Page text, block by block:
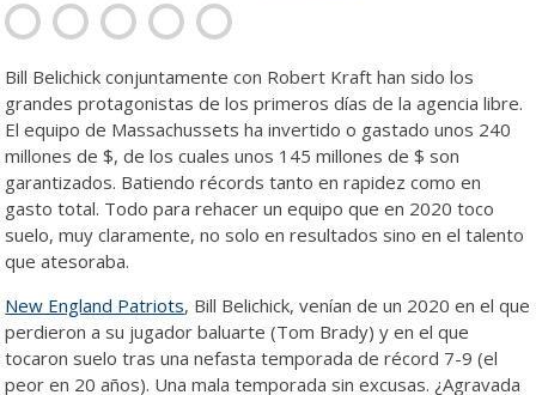
Bill Belichick conjuntamente con Robert Kraft han sido los
grandes protagonistas de los primeros días de la agencia libre.
El equipo de Massachussets ha invertido o gastado unos 240
millones de $, de los cuales unos 145 millones de $ son
garantizados. Batiendo récords tanto en rapidez como en
gasto total. Todo para rehacer un equipo que en 2020 toco
suelo, muy claramente, no solo en resultados sino en el talento
que atesoraba.
New England Patriots, Bill Belichick, venían de un 2020 en el que
perdieron a su jugador baluarte (Tom Brady) y en el que
tocaron suelo tras una nefasta temporada de récord 7-9 (el
peor en 20 años). Una mala temporada sin excusas. ¿Agravada